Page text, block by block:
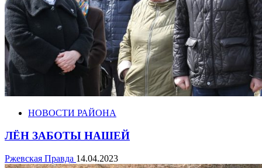
НОВОСТИ РАЙОНА
ЛЁН ЗАБОТЫ НАШЕЙ
Ржевская Правда 14.04.2023